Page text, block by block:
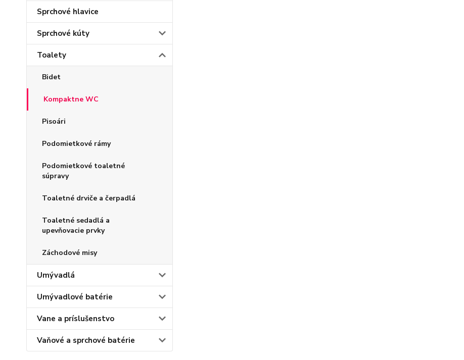
Sprchové hlavice
Sprchové kúty
Toalety
Bidet
Kompaktne WC
Pisoári
Podomietkové rámy
Podomietkové toaletné
súpravy
Toaletné drviče a čerpadlá
Toaletné sedadlá a
upevňovacie prvky
Záchodové misy
Umývadlá
Umývadlové batérie
Vane a príslušenstvo
Vaňové a sprchové batérie